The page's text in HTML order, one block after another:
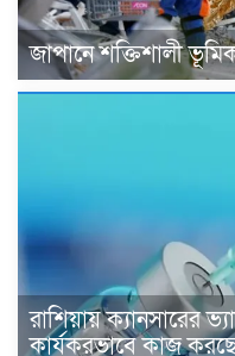
জাপানে শক্তিশালী
রাশিয়ায় ক্যানসারের
কার্যকরভাবে কাজ করছে,